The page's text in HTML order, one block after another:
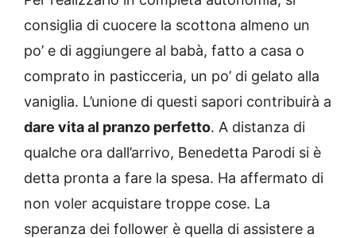
consiglia di cuocere la scottona almeno un
po’ e di aggiungere al babà, fatto a casa o
comprato in pasticceria, un po’ di gelato alla
vaniglia. L’unione di questi sapori contribuirà a
dare vita al pranzo perfetto. A distanza di
qualche ora dall’arrivo, Benedetta Parodi si è
detta pronta a fare la spesa. Ha affermato di
non voler acquistare troppe cose. La
speranza dei follower è quella di assistere a